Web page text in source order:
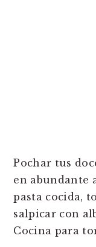
Pochar tus
en abundante
pasta cocida,
salpicar con
Cocina para